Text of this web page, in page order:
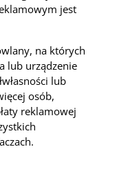
jest
na których
lub urządzenie
lub
osób,
reklamowej